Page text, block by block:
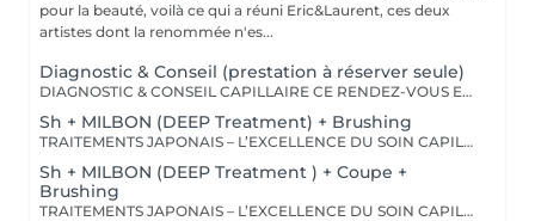
pour la beauté, voilà ce qui a réuni Eric&Laurent, ces deux
artistes dont la renommée n'es...
Diagnostic & Conseil (prestation à réserver seule)
DIAGNOSTIC & CONSEIL CAPILLAIRE CE RENDEZ-VOUS EST EXCLUSIVEMENT RÉSERVÉ À UNE PREMIÈRE RENCONTRE AVEC NOTRE EXPERT CAPILLAIRE AFIN DE RÉALISER UN DIAGNOSTIC PERSONNALISÉ DE VOS CHEVEUX ET DE VOTRE CUIR CHEVELU. CETTE CONSULTATION DOIT ÊTRE RÉSERVÉE SEULE ET NE PEUT ÊTRE ASSOCIÉE À AUCUNE AUTRE PRESTATION OU RÉSERVATION. À L'ISSUE DE CET ÉCHANGE, UN ACCOMPAGNEMENT ET DES RECOMMANDATIONS ADAPTÉS À VOS BESOINS POURRONT VOUS ÊTRE PROPOSÉS. Diagnostic & Conseil Capillaire Prenez un moment privilégié pour échanger autour de vos cheveux, de vos envies et de vos habitudes. Lors de ce rendez-vous, nous réalisons un diagnostic personnalisé du cuir chevelu et de la fibre capillaire, nous vous orientons vers les coupes, couleurs et traitements les plus adaptés à votre image, à votre routine et à la beauté naturelle de vos cheveux. Nous vous apportons également des conseils personnalisés sur l'entretien à la maison ainsi que sur les produits les plus adaptés à vos besoins pour prolonger les résultats et préserver la beauté de vos cheveux au quotidien. Ce moment permet aussi de répondre à toutes vos questions et de construire ensemble un résultat entièrement sur mesure.
Sh + MILBON (DEEP Treatment) + Brushing
TRAITEMENTS JAPONAIS – L’EXCELLENCE DU SOIN CAPILLAIRE Découvrez un univers de soins capillaires japonais haut de gamme, reconnus pour leur technologie avancée et leurs résultats exceptionnels. Des traitements sur-mesure conçus pour répondre aux besoins spécifiques de chaque chevelure : hydratation, réparation, discipline, cuir chevelu ou nutrition . Chaque traitement agit au cœur de la fibre capillaire pour révéler des cheveux visiblement plus sains, brillants et soyeux. -Nos différentes lignes de traitements : SMOOTH (Collagène) Pour les cheveux emmêlés, ternes ou difficiles à coiffer. • Démêle instantanément • Lisse la fibre capillaire • Apporte douceur et brillance • Toucher léger et soyeux REPAIR (CMADK / Kératine) Pour les cheveux sensibilisés, cassants ou très abîmés. • Répare intensément • Renforce la structure interne du cheveu • Reconstruit la fibre en profondeur • Redonne force et élasticité ANTI-FRIZZ (Céramides / 18-MEA) Pour les cheveux indisciplinés, sensibilisés à l’humidité. • Contrôle les frisottis • Réduit le volume excessif • Protège de l’humidité • Facilite le coiffage • Apporte souplesse et brillance SCALP (Hyaluron / Agents Purifiants) Pour rééquilibrer et purifier le cuir chevelu. Idéal en cas de démangeaisons, pellicules, sécheresse ou excès de sébum. • Apaise le cuir chevelu • Purifie en douceur • Rééquilibre la barrière protectrice naturelle • Favorise un environnement sain pour la pousse Veuillez noter : les tarifs peuvent varier selon la longueur des cheveux, la quantité de produit nécessaire et la complexité de la prestation. Supplément possible à partir de +15€. Pour toute demande spécifique, merci de nous contacter.
Sh + MILBON (DEEP Treatment ) + Coupe +
Brushing
TRAITEMENTS JAPONAIS – L’EXCELLENCE DU SOIN CAPILLAIRE Découvrez un univers de soins capillaires japonais haut de gamme, reconnus pour leur technologie avancée et leurs résultats exceptionnels. Des traitements sur-mesure conçus pour répondre aux besoins spécifiques de chaque chevelure : hydratation, réparation, discipline, cuir chevelu ou nutrition . Chaque traitement agit au cœur de la fibre capillaire pour révéler des cheveux visiblement plus sains, brillants et soyeux. -Nos différentes lignes de traitements : SMOOTH (Collagène) Pour les cheveux emmêlés, ternes ou difficiles à coiffer. • Démêle instantanément • Lisse la fibre capillaire • Apporte douceur et brillance • Toucher léger et soyeux REPAIR (CMADK / Kératine) Pour les cheveux sensibilisés, cassants ou très abîmés. • Répare intensément • Renforce la structure interne du cheveu • Reconstruit la fibre en profondeur • Redonne force et élasticité ANTI-FRIZZ (Céramides / 18-MEA) Pour les cheveux indisciplinés, sensibilisés à l’humidité. • Contrôle les frisottis • Réduit le volume excessif • Protège de l’humidité • Facilite le coiffage • Apporte souplesse et brillance SCALP (Hyaluron / Agents Purifiants) Pour rééquilibrer et purifier le cuir chevelu. Idéal en cas de démangeaisons, pellicules, sécheresse ou excès de sébum. • Apaise le cuir chevelu • Purifie en douceur • Rééquilibre la barrière protectrice naturelle • Favorise un environnement sain pour la pousse Veuillez noter : les tarifs peuvent varier selon la longueur des cheveux, la quantité de produit nécessaire et la complexité de la prestation. Supplément possible à partir de +15€. Pour toute demande spécifique, merci de nous contacter.